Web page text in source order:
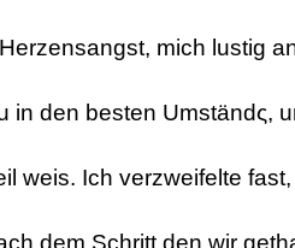
mich lustig
in den besten Umständς,
weis. Ich verzweifelte
dem Schritt den wir